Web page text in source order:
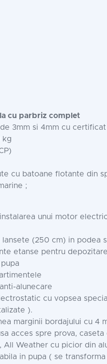
cu parbriz complet
3mm si 4mm cu
kg
cu batoane flotante din
;
unui motor
(250 cm) in podea
etanse pentru
alunecare
cu vopsea
).
marginii bordajului cu 4
acces spre prova,
Weather cu picior din
in pupa ( se